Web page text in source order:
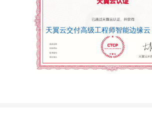
天翼云交付高级工程师智能边缘云